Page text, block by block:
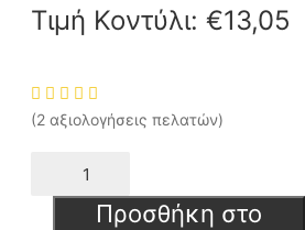
Τιμή Κοντύλι:€13,05
(2 αξιολογήσεις πελατών)
Προσθήκη στο